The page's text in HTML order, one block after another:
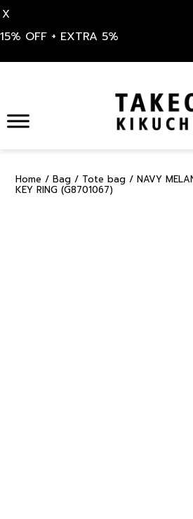
X
15% OFF + EXTRA 5%
content
Home / Bag / Tote bag / NAVY
KEY RING (G8701067)